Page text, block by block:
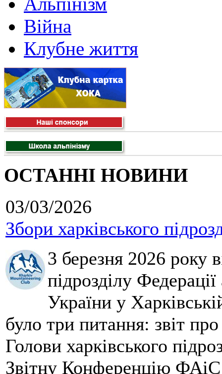
Війна
Клубне життя
ОСТАННІ НОВИНИ
03/03/2026
Збори харківського
3 березня 2026 року
підрозділу
України у
було три питання: звіт
Голови харківського
Звітну Конференцію